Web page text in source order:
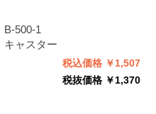
B-500-1
キャスター
税込価格 ￥1,507
税抜価格 ￥1,370